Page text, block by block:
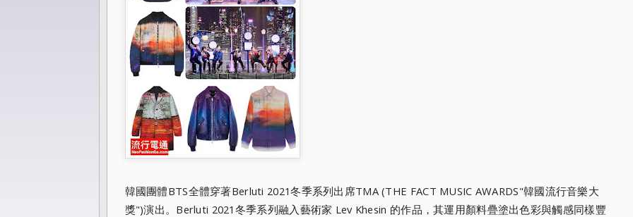
韓國團體BTS全體穿著Berluti 2021冬季系列出席TMA (THE FACT MUSIC AWARDS"韓國流行音樂大
獎")演出。Berluti 2021冬季系列融入藝術家 Lev Khesin 的作品，其運用顏料疊塗出色彩與觸感同樣豐